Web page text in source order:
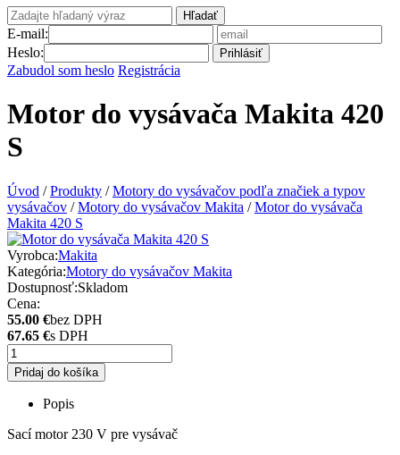
Hľadať
E-mail:
Heslo:
Prihlásiť
Zabudol som heslo Registrácia
Motor do vysávača Makita 420
S
Úvod / Produkty / Motory do vysávačov podľa značiek a typov
vysávačov / Motory do vysávačov Makita / Motor do vysávača
Makita 420 S
Vyrobca:Makita
Kategória:Motory do vysávačov Makita
Dostupnosť:Skladom
Cena:
55.00 €bez DPH
67.65 €s DPH
Pridaj do košíka
Popis
Sací motor 230 V pre vysávač